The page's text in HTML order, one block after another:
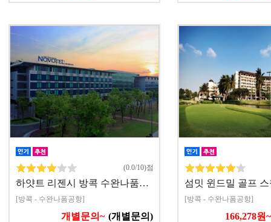
(0.0/10)점
하얏트 리젠시 방콕 수완나품…
[방콕 - 수완나폼공항]
개별문의~ (개별문의)
섬밋 윈드밀 골프
[방콕 - 수완나폼공항]
166,278원~